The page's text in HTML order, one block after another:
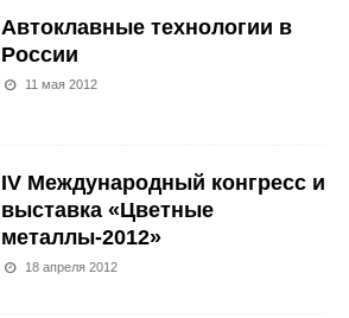
Автоклавные технологии в
России
11 мая 2012
IV Международный конгресс и
выставка «Цветные
металлы-2012»
18 апреля 2012